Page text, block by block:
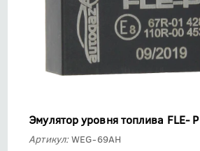
Эмулятор уровня топлива FLE- P
Артикул:WEG-69AH